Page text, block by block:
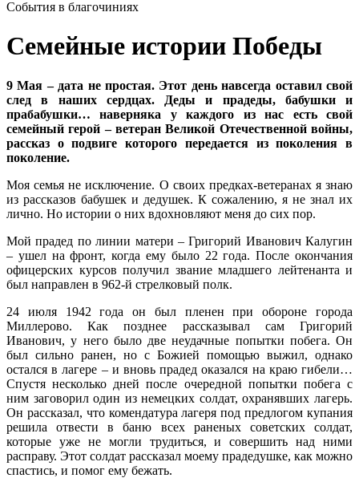
События в благочиниях
Семейные истории Победы
9 Мая – дата не простая. Этот день навсегда оставил свой
след в наших сердцах. Деды и прадеды, бабушки и
прабабушки… наверняка у каждого из нас есть свой
семейный герой – ветеран Великой Отечественной войны,
рассказ о подвиге которого передается из поколения в
поколение.
Моя семья не исключение. О своих предках-ветеранах я знаю
из рассказов бабушек и дедушек. К сожалению, я не знал их
лично. Но истории о них вдохновляют меня до сих пор.
Мой прадед по линии матери – Григорий Иванович Калугин
– ушел на фронт, когда ему было 22 года. После окончания
офицерских курсов получил звание младшего лейтенанта и
был направлен в 962-й стрелковый полк.
24 июля 1942 года он был пленен при обороне города
Миллерово. Как позднее рассказывал сам Григорий
Иванович, у него было две неудачные попытки побега. Он
был сильно ранен, но с Божией помощью выжил, однако
остался в лагере – и вновь прадед оказался на краю гибели…
Спустя несколько дней после очередной попытки побега с
ним заговорил один из немецких солдат, охранявших лагерь.
Он рассказал, что комендатура лагеря под предлогом купания
решила отвести в баню всех раненых советских солдат,
которые уже не могли трудиться, и совершить над ними
расправу. Этот солдат рассказал моему прадедушке, как можно
спастись, и помог ему бежать.